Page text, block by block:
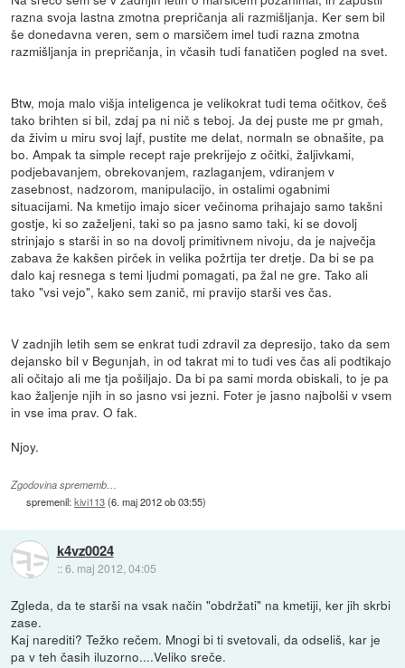
razna svoja lastna zmotna prepričanja ali razmišljanja. Ker sem bil
še donedavna veren, sem o marsičem imel tudi razna zmotna
razmišljanja in prepričanja, in včasih tudi fanatičen pogled na svet.
Btw, moja malo višja inteligenca je velikokrat tudi tema očitkov, češ
tako brihten si bil, zdaj pa ni nič s teboj. Ja dej puste me pr gmah,
da živim u miru svoj lajf, pustite me delat, normaln se obnašite, pa
bo. Ampak ta simple recept raje prekrijejo z očitki, žaljivkami,
podjebavanjem, obrekovanjem, razlaganjem, vdiranjem v
zasebnost, nadzorom, manipulacijo, in ostalimi ogabnimi
situacijami. Na kmetijo imajo sicer večinoma prihajajo samo takšni
gostje, ki so zaželjeni, taki so pa jasno samo taki, ki se dovolj
strinjajo s starši in so na dovolj primitivnem nivoju, da je največja
zabava že kakšen pirček in velika požrtija ter dretje. Da bi se pa
dalo kaj resnega s temi ljudmi pomagati, pa žal ne gre. Tako ali
tako "vsi vejo", kako sem zanič, mi pravijo starši ves čas.
V zadnjih letih sem se enkrat tudi zdravil za depresijo, tako da sem
dejansko bil v Begunjah, in od takrat mi to tudi ves čas ali podtikajo
ali očitajo ali me tja pošiljajo. Da bi pa sami morda obiskali, to je pa
kao žaljenje njih in so jasno vsi jezni. Foter je jasno najbolši v vsem
in vse ima prav. O fak.
Njoy.
Zgodovina sprememb…
spremenil:kivi113(6. maj 2012 ob 03:55)
k4vz0024
::6. maj 2012, 04:05
Zgleda, da te starši na vsak način "obdržati" na kmetiji, ker jih skrbi
zase.
Kaj narediti? Težko rečem. Mnogi bi ti svetovali, da odseliš, kar je
pa v teh časih iluzorno....Veliko sreče.